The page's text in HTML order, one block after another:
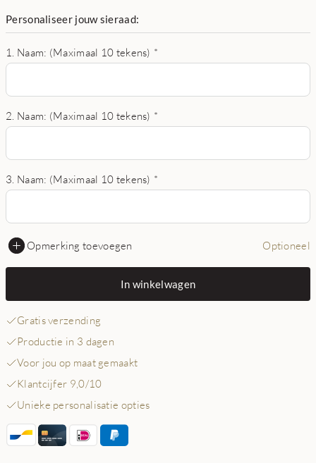
Personaliseer jouw sieraad:
1. Naam: (Maximaal 10 tekens) *
2. Naam: (Maximaal 10 tekens) *
3. Naam: (Maximaal 10 tekens) *
Opmerking toevoegen Optioneel
In winkelwagen
Gratis verzending
Productie in 3 dagen
Voor jou op maat gemaakt
Klantcijfer 9,0/10
Unieke personalisatie opties